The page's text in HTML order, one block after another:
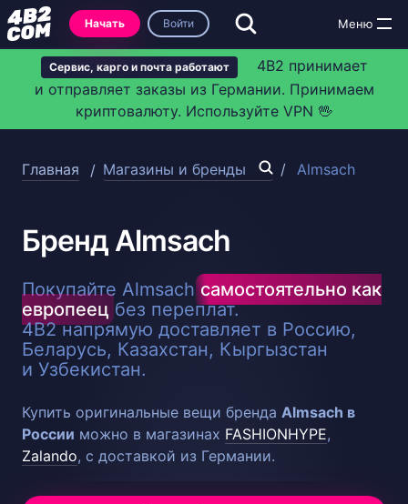
Сервис, карго и почта работают
4B2 принимает
и отправляет заказы из Германии. Принимаем
криптовалюту. Используйте VPN 🖖
Начать Войти
Главная Магазины и бренды Almsach
Бренд Almsach
Покупайте Almsachсамостоятельно как
европеец без переплат.
4B2 напрямую доставляет в Россию,
Беларусь, Казахстан, Кыргызстан
и Узбекистан.
Купить оригинальные вещи бренда Almsach в
России можно в магазинах FASHIONHYPE,
Zalando, с доставкой из Германии.